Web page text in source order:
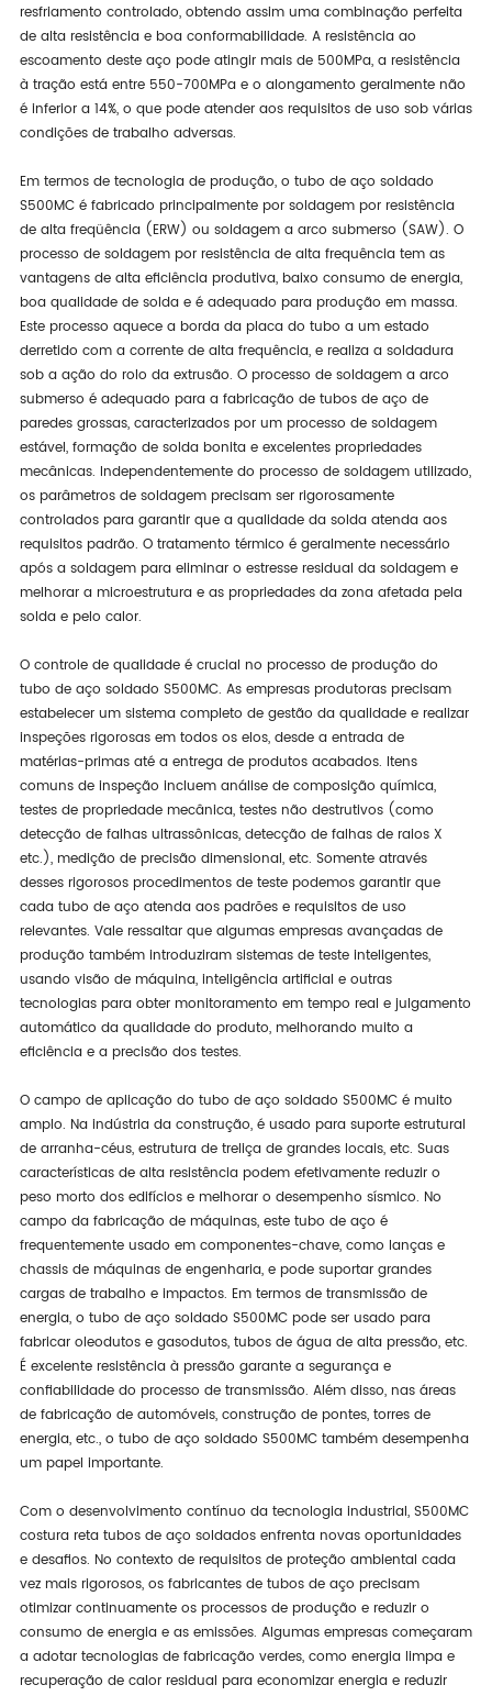
resfriamento controlado, obtendo assim uma combinação perfeita
de alta resistência e boa conformabilidade. A resistência ao
escoamento deste aço pode atingir mais de 500MPa, a resistência
à tração está entre 550-700MPa e o alongamento geralmente não
é inferior a 14%, o que pode atender aos requisitos de uso sob várias
condições de trabalho adversas.
Em termos de tecnologia de produção, o tubo de aço soldado
S500MC é fabricado principalmente por soldagem por resistência
de alta freqüência (ERW) ou soldagem a arco submerso (SAW). O
processo de soldagem por resistência de alta frequência tem as
vantagens de alta eficiência produtiva, baixo consumo de energia,
boa qualidade de solda e é adequado para produção em massa.
Este processo aquece a borda da placa do tubo a um estado
derretido com a corrente de alta frequência, e realiza a soldadura
sob a ação do rolo da extrusão. O processo de soldagem a arco
submerso é adequado para a fabricação de tubos de aço de
paredes grossas, caracterizados por um processo de soldagem
estável, formação de solda bonita e excelentes propriedades
mecânicas. Independentemente do processo de soldagem utilizado,
os parâmetros de soldagem precisam ser rigorosamente
controlados para garantir que a qualidade da solda atenda aos
requisitos padrão. O tratamento térmico é geralmente necessário
após a soldagem para eliminar o estresse residual da soldagem e
melhorar a microestrutura e as propriedades da zona afetada pela
solda e pelo calor.
O controle de qualidade é crucial no processo de produção do
tubo de aço soldado S500MC. As empresas produtoras precisam
estabelecer um sistema completo de gestão da qualidade e realizar
inspeções rigorosas em todos os elos, desde a entrada de
matérias-primas até a entrega de produtos acabados. Itens
comuns de inspeção incluem análise de composição química,
testes de propriedade mecânica, testes não destrutivos (como
detecção de falhas ultrassônicas, detecção de falhas de raios X
etc.), medição de precisão dimensional, etc. Somente através
desses rigorosos procedimentos de teste podemos garantir que
cada tubo de aço atenda aos padrões e requisitos de uso
relevantes. Vale ressaltar que algumas empresas avançadas de
produção também introduziram sistemas de teste inteligentes,
usando visão de máquina, inteligência artificial e outras
tecnologias para obter monitoramento em tempo real e julgamento
automático da qualidade do produto, melhorando muito a
eficiência e a precisão dos testes.
O campo de aplicação do tubo de aço soldado S500MC é muito
amplo. Na indústria da construção, é usado para suporte estrutural
de arranha-céus, estrutura de treliça de grandes locais, etc. Suas
características de alta resistência podem efetivamente reduzir o
peso morto dos edifícios e melhorar o desempenho sísmico. No
campo da fabricação de máquinas, este tubo de aço é
frequentemente usado em componentes-chave, como lanças e
chassis de máquinas de engenharia, e pode suportar grandes
cargas de trabalho e impactos. Em termos de transmissão de
energia, o tubo de aço soldado S500MC pode ser usado para
fabricar oleodutos e gasodutos, tubos de água de alta pressão, etc.
É excelente resistência à pressão garante a segurança e
confiabilidade do processo de transmissão. Além disso, nas áreas
de fabricação de automóveis, construção de pontes, torres de
energia, etc., o tubo de aço soldado S500MC também desempenha
um papel importante.
Com o desenvolvimento contínuo da tecnologia industrial, S500MC
costura reta tubos de aço soldados enfrenta novas oportunidades
e desafios. No contexto de requisitos de proteção ambiental cada
vez mais rigorosos, os fabricantes de tubos de aço precisam
otimizar continuamente os processos de produção e reduzir o
consumo de energia e as emissões. Algumas empresas começaram
a adotar tecnologias de fabricação verdes, como energia limpa e
recuperação de calor residual para economizar energia e reduzir